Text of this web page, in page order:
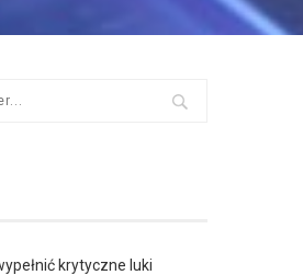
krytyczne luki